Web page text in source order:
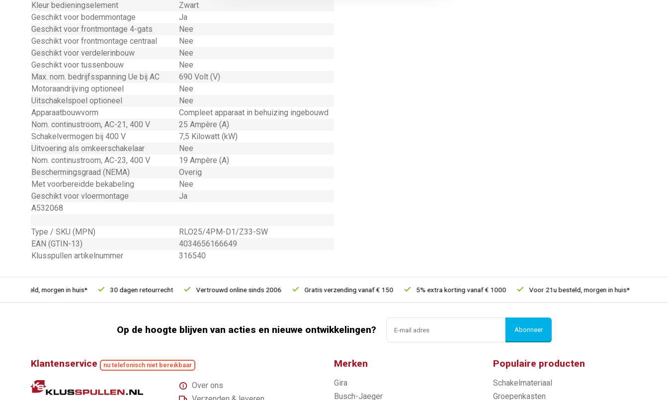
Kleur bedieningselement
Zwart
Geschikt voor bodemmontage
Ja
Geschikt voor frontmontage 4-gats
Nee
Geschikt voor frontmontage centraal
Nee
Geschikt voor verdelerinbouw
Nee
Geschikt voor tussenbouw
Nee
Max. nom. bedrijfsspanning Ue bij AC
690 Volt (V)
Motoraandrijving optioneel
Nee
Uitschakelspoel optioneel
Nee
Apparaatbouwvorm
Compleet apparaat in behuizing ingebouwd
Nom. continustroom, AC-21, 400 V
25 Ampère (A)
Schakelvermogen bij 400 V
7,5 Kilowatt (kW)
Uitvoering als omkeerschakelaar
Nee
Nom. continustroom, AC-23, 400 V
19 Ampère (A)
Beschermingsgraad (NEMA)
Overig
Met voorbereidde bekabeling
Nee
Geschikt voor vloermontage
Ja
A532068
Type / SKU (MPN)
RLO25/4PM-D1/Z33-SW
EAN (GTIN-13)
4034656166649
Klusspullen artikelnummer
316540
morgen in huis* 30 dagen retourrecht Vertrouwd online sinds 2006 Gratis verzending vanaf € 150 5% extra korting vanaf € 1000 Voor 21u besteld, morgen in huis*
Op de hoogte blijven van acties en nieuwe ontwikkelingen? Abonneer
Klantenservice nu telefonisch niet bereikbaar
Over ons
Merken
Gira
Busch-Jaeger
Populaire producten
Schakelmateriaal
Groepenkasten